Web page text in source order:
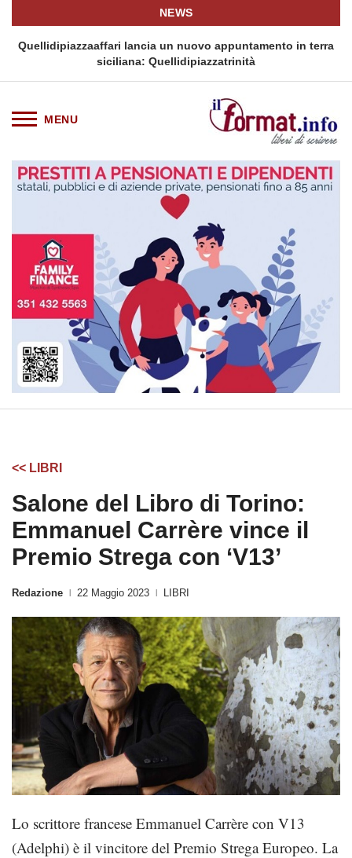
NEWS
Quellidipiazzaaffari lancia un nuovo appuntamento in terra
siciliana: Quellidipiazzatrinità
<< LIBRI
Salone del Libro di Torino:
Emmanuel Carrère vince il
Premio Strega con ‘V13’
Redazione 22 Maggio 2023 LIBRI
Lo scrittore francese Emmanuel Carrère con V13
(Adelphi) è il vincitore del Premio Strega Europeo. La